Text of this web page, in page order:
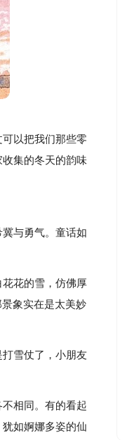
以把我们那些零
集的冬天的韵味
与勇气。童话如
花的雪，仿佛厚
象实在是太美妙
雪仗了，小朋友
相同。有的看起
如婀娜多姿的仙